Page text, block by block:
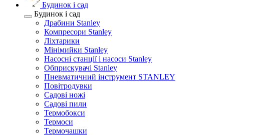
Будинок і сад
Будинок і сад
Драбини Stanley
Компресори Stanley
Ліхтарики
Мінімийки Stanley
Насосні станції і насоси Stanley
Обприскувачі Stanley
Пневматичний інструмент STANLEY
Повітродувки
Садові ножі
Садові пили
Термобокси
Термоси
Термочашки